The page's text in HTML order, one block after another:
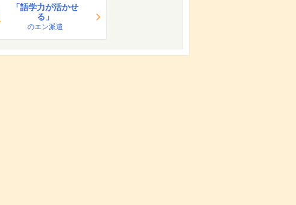
「語学力が活かせ
る」
のエン派遣